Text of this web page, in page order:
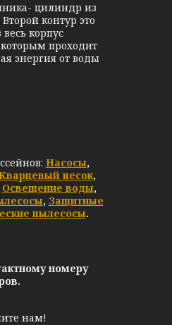
цилиндр из
контур это
корпус
проходит
энергия от воды
Насосы,
песок,
Освещение воды,
, Защитные
пылесосы.
номеру
нам!